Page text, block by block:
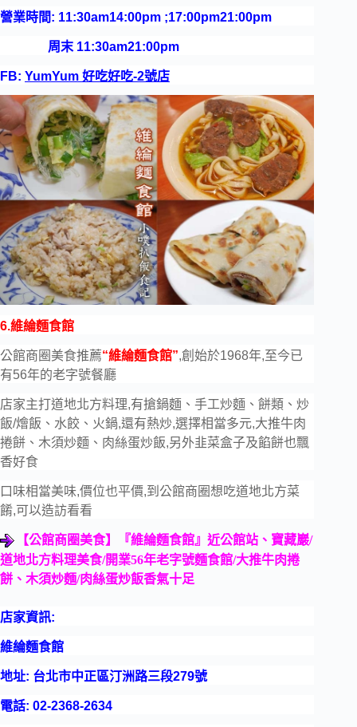
營業時間: 11:30am14:00pm ;17:00pm21:00pm
周末 11:30am21:00pm
FB: YumYum 好吃好吃-2號店
6.維綸麵食館
公館商圈美食推薦“維綸麵食館”,創始於1968年,至今已
有56年的老字號餐廳
店家主打道地北方料理,有搶鍋麵、手工炒麵、餅類、炒
飯/燴飯、水餃、火鍋,還有熱炒,選擇相當多元,大推牛肉
捲餅、木須炒麵、肉絲蛋炒飯,另外韭菜盒子及餡餅也飄
香好食
口味相當美味,價位也平價,到公館商圈想吃道地北方菜
餚,可以造訪看看
【公館商圈美食】『維綸麵食館』近公館站、寶藏巖/
道地北方料理美食/開業56年老字號麵食館/大推牛肉捲
餅、木須炒麵/肉絲蛋炒飯香氣十足
店家資訊:
維綸麵食館
地址: 台北市中正區汀洲路三段279號
電話: 02-2368-2634